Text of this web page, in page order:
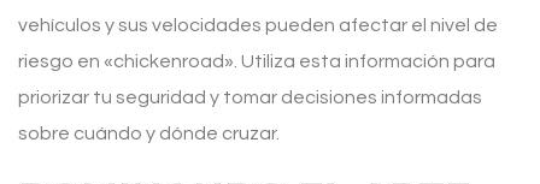
vehículos y sus velocidades pueden afectar el nivel de
riesgo en «chickenroad». Utiliza esta información para
priorizar tu seguridad y tomar decisiones informadas
sobre cuándo y dónde cruzar.